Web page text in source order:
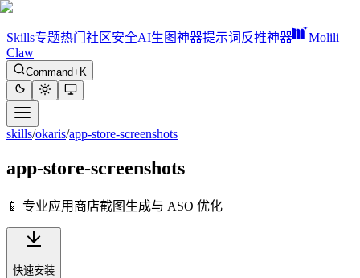
Skills专题热门 社区安全AI生图神器提示词反推神器
Molili
Claw
Command+K
skills/okaris/app-store-screenshots
app-store-screenshots
📱 专业应用商店截图生成与 ASO 优化
快速安装